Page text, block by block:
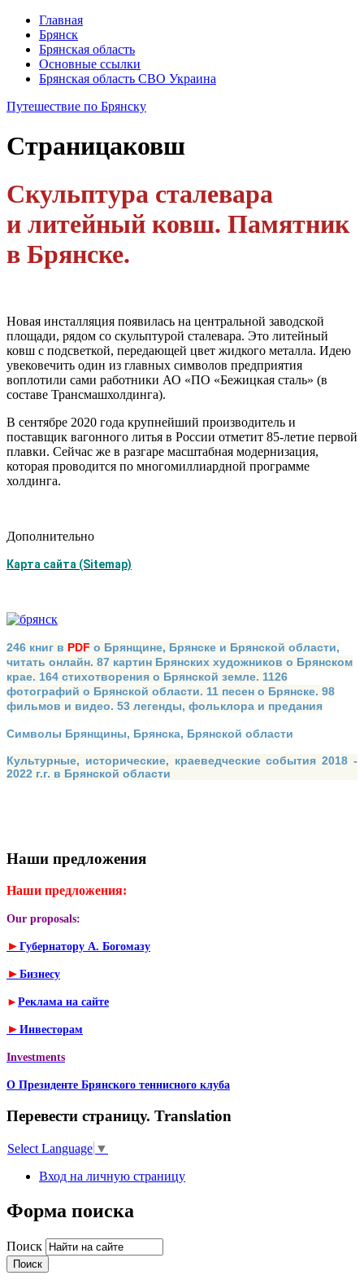
Главная
Брянск
Брянская область
Основные ссылки
Брянская область СВО Украина
Путешествие по Брянску
Страницаковш
Скульптура сталевара
и литейный ковш. Памятник
в Брянске.
Новая инсталляция появилась на центральной заводской
площади, рядом со скульптурой сталевара. Это литейный
ковш с подсветкой, передающей цвет жидкого металла. Идею
увековечить один из главных символов предприятия
воплотили сами работники АО «ПО «Бежицкая сталь» (в
составе Трансмашхолдинга).
В сентябре 2020 года крупнейший производитель и
поставщик вагонного литья в России отметит 85-летие первой
плавки. Сейчас же в разгаре масштабная модернизация,
которая проводится по многомиллиардной программе
холдинга.
Дополнительно
Карта сайта (Sitemap)
246 книг в PDF о Брянщине, Брянске и Брянской области,
читать онлайн. 87 картин Брянских художников о Брянском
крае. 164 стихотворения о Брянской земле. 1126
фотографий о Брянской области. 11 песен о Брянске. 98
фильмов и видео. 53 легенды, фольклора и предания
Символы Брянщины, Брянска, Брянской области
Культурные, исторические, краеведческие события 2018 -
2022 г.г. в Брянской области
Наши предложения
Наши предложения:
Our proposals:
► Губернатору А. Богомазу
► Бизнесу
► Реклама на сайте
► Инвесторам
Investments
О Президенте Брянского теннисного клуба
Перевести страницу. Translation
Select Language ▼
Вход на личную страницу
Форма поиска
Поиск